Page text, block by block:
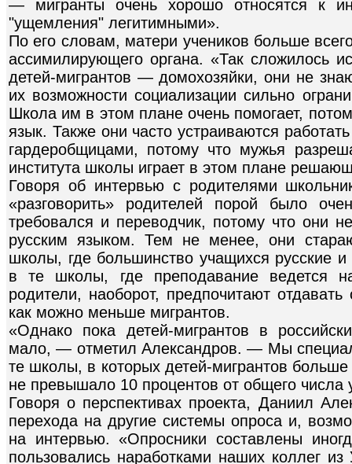
— мигранты очень хорошо относятся к
"ущемления" легитимными».
По его словам, матери учеников больше
ассимилирующего органа. «Так сложилось
детей-мигрантов — домохозяйки, они не
их возможности социализации сильно
Школа им в этом плане очень помогает,
язык. Также они часто устраиваются
гардеробщицами, потому что мужья
института школы играет в этом плане
Говоря об интервью с родителями
«разговорить» родителей порой было
требовался и переводчик, потому что они
русским языком. Тем не менее, они
школы, где большинство учащихся русские
в те школы, где преподавание ведется
родители, наоборот, предпочитают
как можно меньше мигрантов.
«Однако пока детей-мигрантов в
мало, — отметил Александров. — Мы
те школы, в которых детей-мигрантов
не превышало 10 процентов от общего числа
Говоря о перспективах проекта, Даниил
перехода на другие системы опроса и,
на интервью. «Опросники составлены
пользовались наработками наших коллег